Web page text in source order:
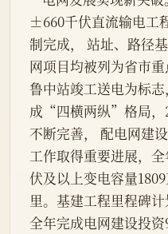
±660千伏直流输电工
制完成， 站址、路径
网项目均被列为省市
鲁中站竣工送电为标
成“四横两纵”格局，
不断完善， 配电网建
工作取得重要进展，
伏及以上变电容量
里。基建工程里程碑计
全年完成电网建设投